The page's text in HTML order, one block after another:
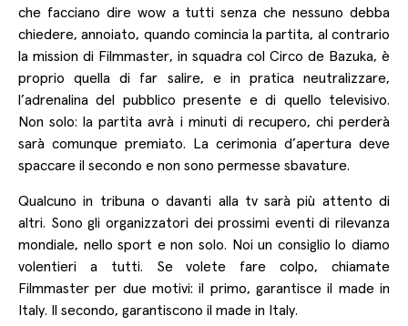
che facciano dire wow a tutti senza che nessuno debba
chiedere, annoiato, quando comincia la partita, al contrario
la mission di Filmmaster, in squadra col Circo de Bazuka, è
proprio quella di far salire, e in pratica neutralizzare,
l’adrenalina del pubblico presente e di quello televisivo.
Non solo: la partita avrà i minuti di recupero, chi perderà
sarà comunque premiato. La cerimonia d’apertura deve
spaccare il secondo e non sono permesse sbavature.
Qualcuno in tribuna o davanti alla tv sarà più attento di
altri. Sono gli organizzatori dei prossimi eventi di rilevanza
mondiale, nello sport e non solo. Noi un consiglio lo diamo
volentieri a tutti. Se volete fare colpo, chiamate
Filmmaster per due motivi: il primo, garantisce il made in
Italy. Il secondo, garantiscono il made in Italy.